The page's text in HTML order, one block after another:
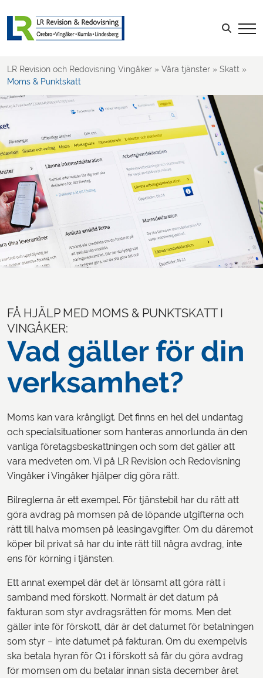
Ägarledda företag
Företagsbeskattning
Deklarationer
LOGGA IN
Sök efter:
LR Revision och Redovisning Vingåker » Våra tjänster » Skatt »
Moms & Punktskatt
FÅ HJÄLP MED MOMS & PUNKTSKATT I
VINGÅKER:
Vad gäller för din
verksamhet?
Moms kan vara krångligt. Det finns en hel del undantag
och specialsituationer som hanteras annorlunda än den
vanliga företagsbeskattningen och som det gäller att
vara medveten om. Vi på LR Revision och Redovisning
Vingåker i Vingåker hjälper dig göra rätt.
Bilreglerna är ett exempel. För tjänstebil har du rätt att
göra avdrag på momsen på de löpande utgifterna och
rätt till halva momsen på leasingavgifter. Om du däremot
köper bil privat så har du inte rätt till några avdrag, inte
ens för körning i tjänsten.
Ett annat exempel där det är lönsamt att göra rätt i
samband med förskott. Normalt är det datum på
fakturan som styr avdragsrätten för moms. Men det
gäller inte för förskott, där är det datumet för betalningen
som styr – inte datumet på fakturan. Om du exempelvis
ska betala hyran för Q1 i förskott så får du göra avdrag
för momsen om du betalar innan sista december året